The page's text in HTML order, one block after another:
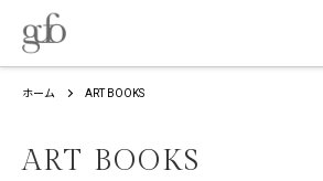
ホーム ART BOOKS
ART BOOKS